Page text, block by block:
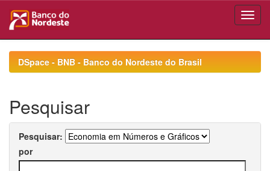
navigationDSpace - BNB - Banco do Nordeste do Brasil
Pesquisar
Pesquisar:
por